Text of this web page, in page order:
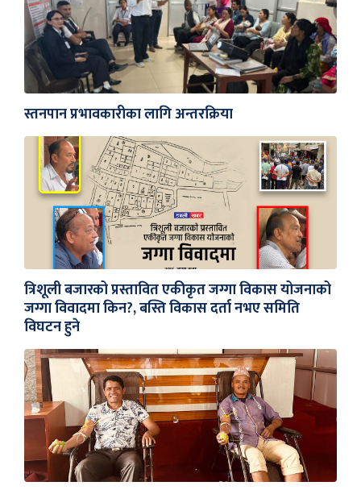
स्तनपान प्रभावकारीका लागि अन्तरक्रिया
त्रिशूली बजारको प्रस्तावित एकीकृत जग्गा विकास योजनाको
जग्गा विवादमा किन?, बस्ति विकास दर्ता नभए समिति
विघटन हुने